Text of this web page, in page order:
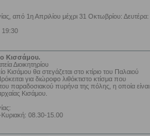
από 1η Απριλίου μέχρι 31 Οκτωβρίου: Δευτέρα:
19:30
Κισσάμου.
Διοικητηρίου
Κισάμου θα στεγάζεται στο κτίριο του Παλαιού
για διώροφο λιθόκτιστο κτίσμα που
του παραδοσιακού πυρήνα της πόλης, η οποία είναι
Κισάμου.
Κυριακή: 08.30-15.00